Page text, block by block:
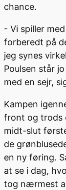
chance.
- Vi spiller
forberedt på
jeg synes
Poulsen står
med en sejr,
Kampen
front og trods
midt-slut
de
en ny føring.
at se i dag,
tog nærmest